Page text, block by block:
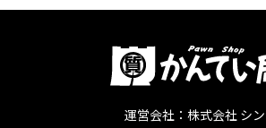
運営会社：株式会社 シ